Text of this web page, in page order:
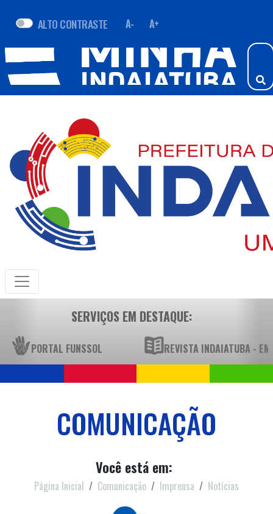
ALTO CONTRASTE A- A+
SERVIÇOS EM DESTAQUE:
PORTAL FUNSSOL REVISTA INDAIATUBA -
COMUNICAÇÃO
Você está em:
Página Inicial Comunicação Imprensa Notícias